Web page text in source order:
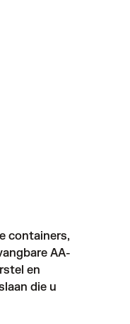
containers,
AA-
en
die u